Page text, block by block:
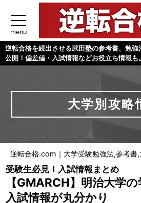
menu
逆転合格を続出させる武田塾の参考書、勉
公開！偏差値・入試情報などお役立ち情報も。
大学別攻略
逆転合格.com｜大学受験勉強法,参考書
受験生必見！入試情報まとめ
【GMARCH】明治大学
入試情報が丸分かり